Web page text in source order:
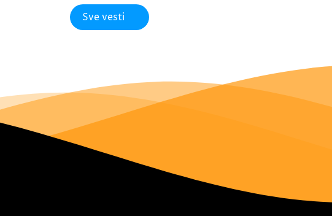
Sve vesti